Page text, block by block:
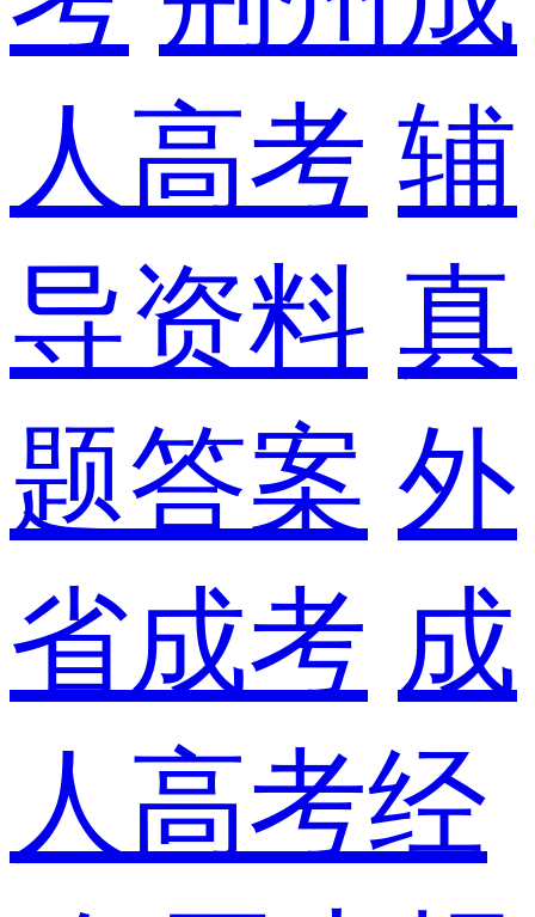
人高考 辅
导资料 真
题答案 外
省成考 成
人高考经